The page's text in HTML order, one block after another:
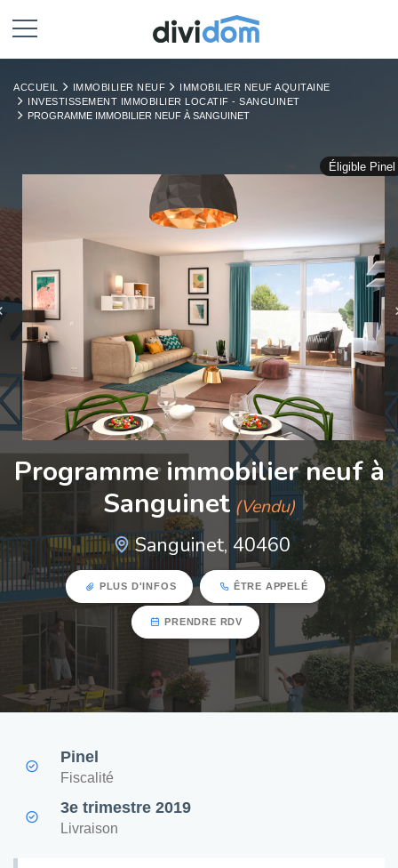
ACCUEIL IMMOBILIER NEUF
IMMOBILIER NEUF AQUITAINE
INVESTISSEMENT IMMOBILIER LOCATIF - SANGUINET
PROGRAMME IMMOBILIER NEUF À SANGUINET
Éligible Pinel
Programme immobilier neuf à
Sanguinet (Vendu)
Sanguinet, 40460
PLUS D'INFOS ÊTRE APPELÉ
PRENDRE RDV
Pinel
Fiscalité
3e trimestre 2019
Livraison